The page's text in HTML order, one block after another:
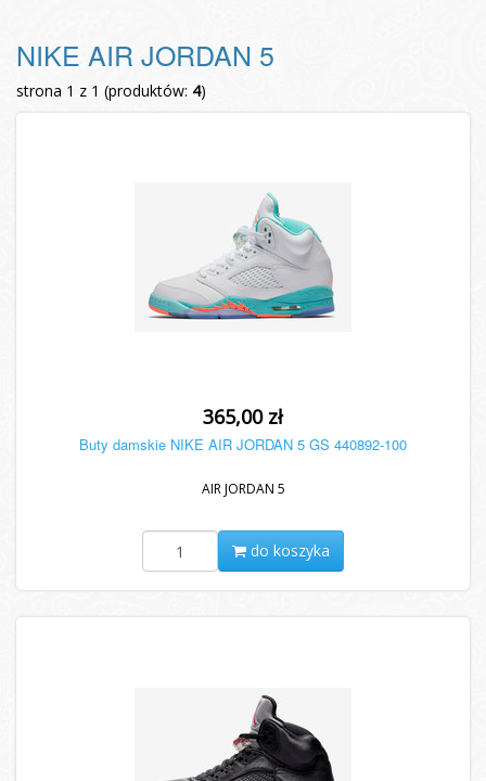
NIKE AIR JORDAN 5
strona 1 z 1 (produktów: 4)
365,00 zł
Buty damskie NIKE AIR JORDAN 5 GS 440892-100
AIR JORDAN 5
do koszyka